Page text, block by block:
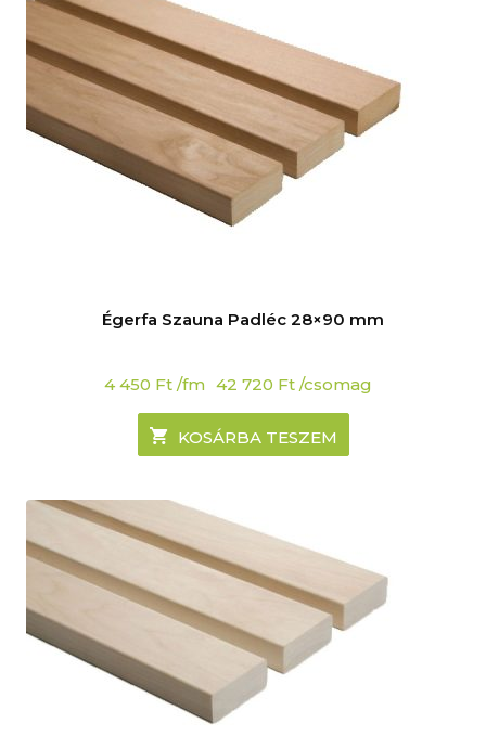
Égerfa Szauna Padléc 28×90 mm
4 450 Ft /fm 42 720 Ft /csomag
KOSÁRBA TESZEM